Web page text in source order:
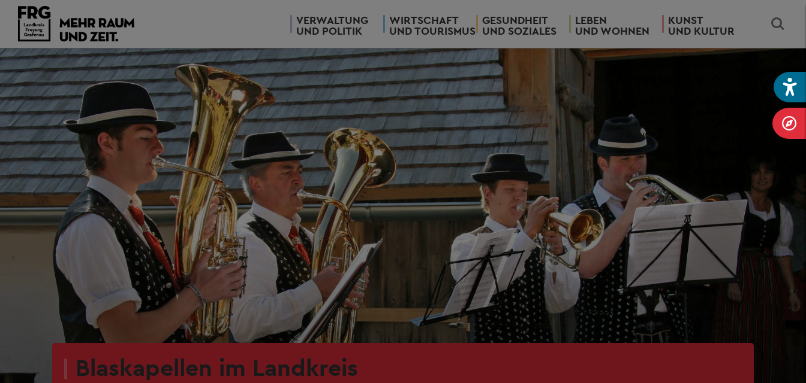
VERWALTUNG
UND POLITIK
WIRTSCHAFT
UND TOURISMUS
GESUNDHEIT
UND SOZIALES
LEBEN
UND WOHNEN
KUNST
UND KULTUR
Blaskapellen im Landkreis